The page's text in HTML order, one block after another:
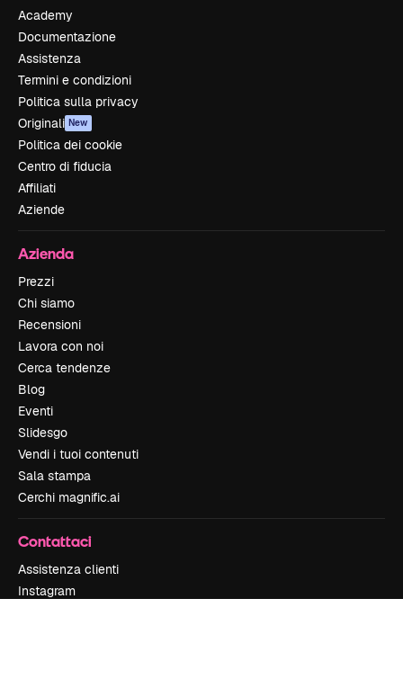
Academy
Documentazione
Assistenza
Termini e condizioni
Politica sulla privacy
Originali New
Politica dei cookie
Centro di fiducia
Affiliati
Aziende
Azienda
Prezzi
Chi siamo
Recensioni
Lavora con noi
Cerca tendenze
Blog
Eventi
Slidesgo
Vendi i tuoi contenuti
Sala stampa
Cerchi magnific.ai
Contattaci
Assistenza clienti
Instagram